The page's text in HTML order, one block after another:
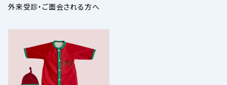
外来受診・ご面会される方へ